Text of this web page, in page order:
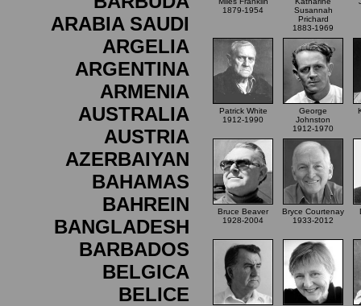
ARABIA SAUDI
ARGELIA
ARGENTINA
ARMENIA
AUSTRALIA
AUSTRIA
AZERBAIYAN
BAHAMAS
BAHREIN
BANGLADESH
BARBADOS
BELGICA
BELICE
1879-1954
Susannah
Prichard
1883-1969
Patrick White
1912-1990
George
Johnston
1912-1970
Bruce Beaver
1928-2004
Bryce Courtenay
1933-2012